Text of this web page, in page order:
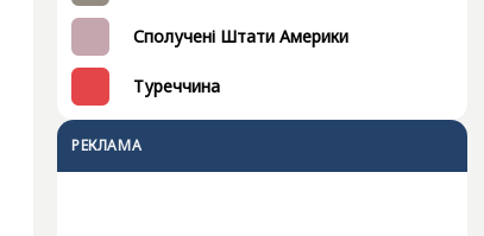
Сполучені Штати Америки
Туреччина
РЕКЛАМА